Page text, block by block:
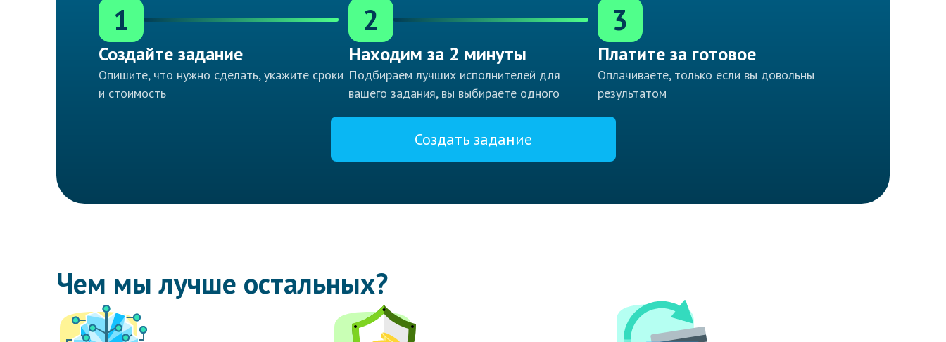
1
Создайте задание
Опишите, что нужно сделать, укажите сроки
и стоимость
2
Находим за 2 минуты
Подбираем лучших исполнителей для
вашего задания, вы выбираете одного
3
Платите за готовое
Оплачиваете, только если вы довольны
результатом
Создать задание
Чем мы лучше остальных?